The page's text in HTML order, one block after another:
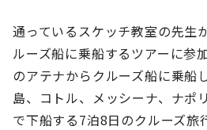
通っているスケッチ教室の先生
ルーズ船に乗船するツアーに参
のアテナからクルーズ船に乗船
島、コトル、メッシーナ、ナポ
で下船する7泊8日のクルーズ旅